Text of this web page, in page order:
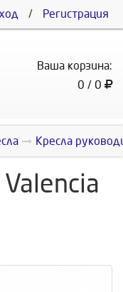
/ Регистрация
Ваша корзина:
0 / 0
Кресла